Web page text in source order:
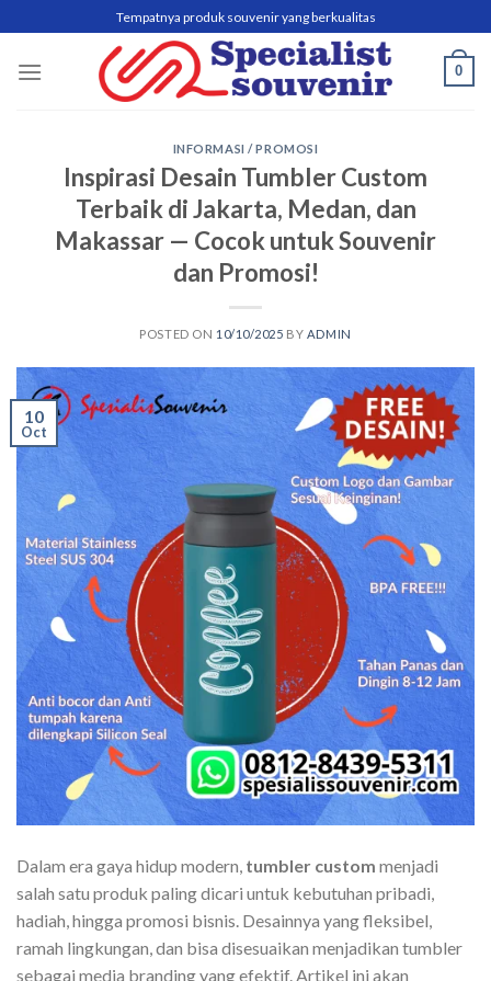
to
content
Tempatnya produk souvenir yang berkualitas
0
INFORMASI / PROMOSI
Inspirasi Desain Tumbler Custom
Terbaik di Jakarta, Medan, dan
Makassar — Cocok untuk Souvenir
dan Promosi!
POSTED ON 10/10/2025 BY ADMIN
10
Oct
Dalam era gaya hidup modern, tumbler custom menjadi
salah satu produk paling dicari untuk kebutuhan pribadi,
hadiah, hingga promosi bisnis. Desainnya yang fleksibel,
ramah lingkungan, dan bisa disesuaikan menjadikan tumbler
sebagai media branding yang efektif. Artikel ini akan